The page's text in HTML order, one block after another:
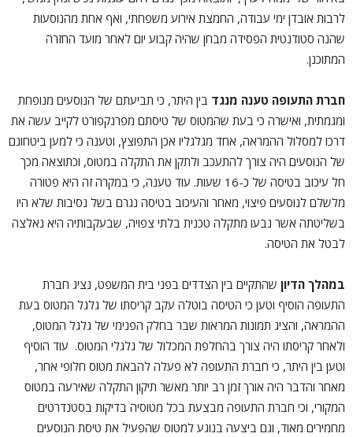
לרבות אובדן ימי עבודה, החמצת אירוע משפחתי, ואף אחת מהנוסעות
שהנה סטודנטית הפסידה מבחן שהיה קבוע יום לאחר מועד החזרה
המתוכנן.
חברת התעופה טענה מנגד בין היתר, כי תביעתם של הנוסעים מנופחת
ומגמתית, ואישרה כי בעת שהמטוס של טיסתם מפרנקפורט לקייב עשה את
דרכו למסלול ההמראה, אחד מגלגליו אכן התפוצץ, וטענה כי למען ביטחונם
של הנוסעים היה צורך להתעכב ולתקן את התקלה במטוס, וכתוצאה מכך
חל עיכוב בטיסה של כ-16 שעות. עוד טענה, כי במקרה זה היא פטורה
מלשלם לנוסעים פיצוי, מאחר והעיכוב בטיסה נגרם בשל נסיבות שלא היו
בשליטתה אשר נבעו מתקלה טכנית בלתי צפויה, שבעקבותיה היא נאלצה
לבטל את הטיסה.
במהלך הדיון שהתקיים בין הצדדים בפני בית המשפט, נציג חברת
התעופה הוסיף וטען כי הטיסה בוטלה עקב קריסתו של גלגל המטוס בעת
ההמראה, והציג תמונות המראות שבר בחלק הפנימי של גלגל המטוס,
ולאחר קריסתו היה צורך בהחלפת המכלול של גלגלי המטוס. עוד הוסיף
וטען בין היתר, כי חברת התעופה לא פעלה להבאת מטוס חלופי אחר,
מאחר והדבר היה אורך זמן רב יותר מאשר תיקון התקלה שאירעה במטוס
המקורי, וכי חברת התעופה מבצעת בכל מטוסיה בדיקות בסטנדרטים
מחמירים מאוד, וגם ביצעה בנוגע למטוס שהפעיל את טיסת הנוסעים